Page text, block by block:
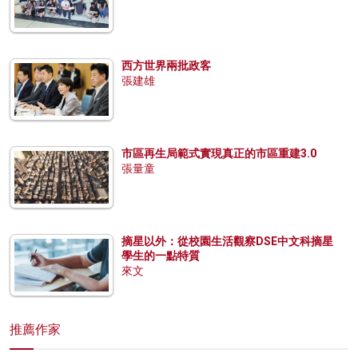
西方世界兩批政客
張建雄
市區再生局範式實現真正的市區重建3.0
張量童
摘星以外：從校園生活觀察DSE中文科摘星
學生的一點特質
來文
推薦作家